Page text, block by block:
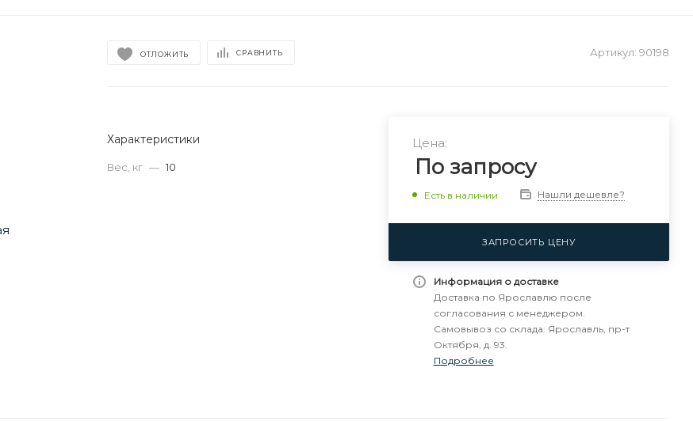
ОТЛОЖИТЬ СРАВНИТЬ Артикул: 90198
Характеристики
Вес, кг — 10
Цена:
По запросу
Есть в наличии Нашли дешевле?
ЗАПРОСИТЬ ЦЕНУ
Информация о доставке
Доставка по Ярославлю после
согласования с менеджером.
Самовывоз со склада: Ярославль, пр-т
Октября, д. 93.
Подробнее